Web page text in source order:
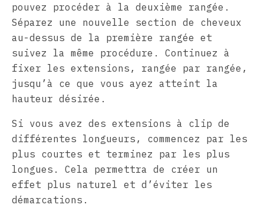
pouvez procéder à la deuxième rangée.
Séparez une nouvelle section de cheveux
au-dessus de la première rangée et
suivez la même procédure. Continuez à
fixer les extensions, rangée par rangée,
jusqu’à ce que vous ayez atteint la
hauteur désirée.
Si vous avez des extensions à clip de
différentes longueurs, commencez par les
plus courtes et terminez par les plus
longues. Cela permettra de créer un
effet plus naturel et d’éviter les
démarcations.